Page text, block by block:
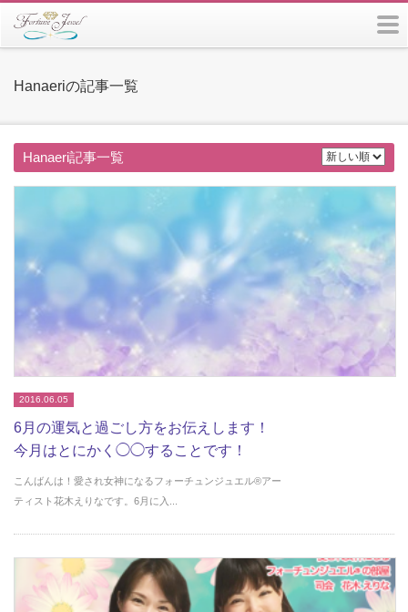
Hanaeriの記事一覧
Hanaeri記事一覧
2016.06.05
6月の運気と過ごし方をお伝えします！
今月はとにかく◯◯することです！
こんばんは！愛され女神になるフォーチュンジュエル®︎アー
ティスト花木えりなです。6月に入...